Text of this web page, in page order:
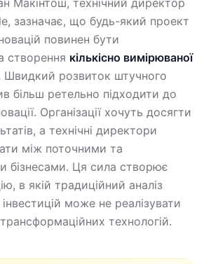
Макінтош, технічний директор
зазначає, що будь-який проект
повинен бути
створення кількісно вимірюваної
Швидкий розвиток штучного
більш ретельно підходити до
Організації хочуть досягти
а технічні директори
між поточними та
бізнесами. Ця сила створює
в якій традиційний аналіз
може не реалізувати
технологій.